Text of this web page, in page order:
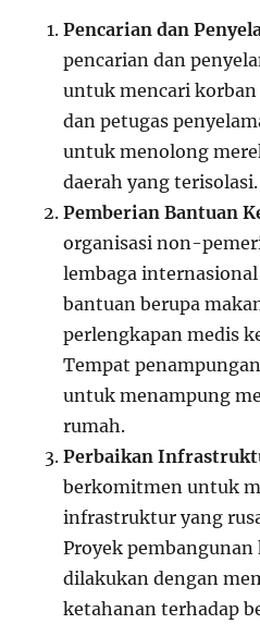
Pencarian dan
pencarian dan
untuk mencari
dan petugas
untuk menolong
daerah yang terisolasi.
Pemberian Bantuan
organisasi non-
lembaga
bantuan berupa
perlengkapan medis
Tempat
untuk menampung
rumah.
Perbaikan
berkomitmen untuk
infrastruktur yang
Proyek
dilakukan dengan
ketahanan terhadap